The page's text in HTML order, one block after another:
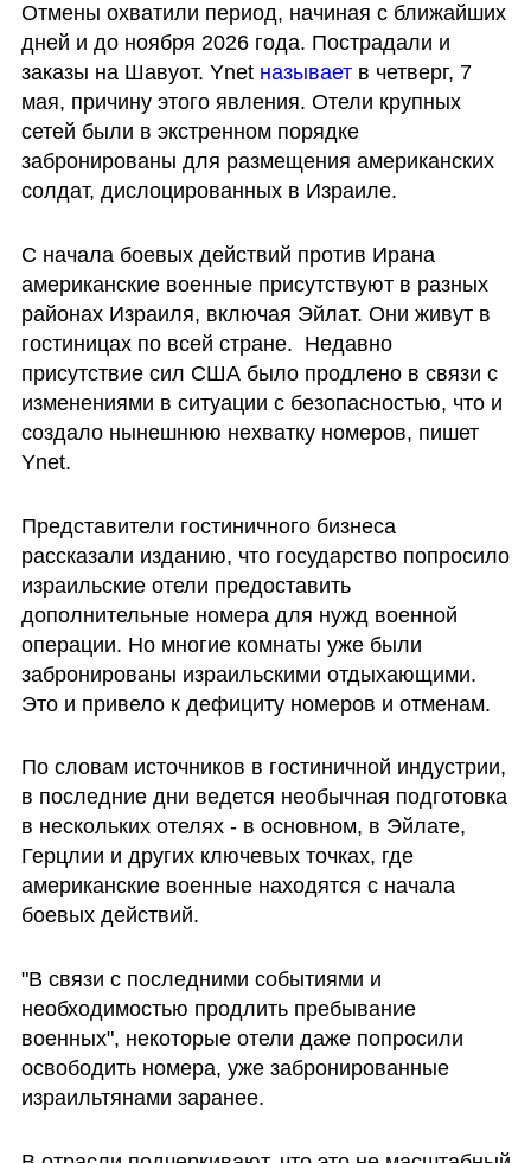
Отмены охватили период, начиная с ближайших
дней и до ноября 2026 года. Пострадали и
заказы на Шавуот. Ynet называет в четверг, 7
мая, причину этого явления. Отели крупных
сетей были в экстренном порядке
забронированы для размещения американских
солдат, дислоцированных в Израиле.
С начала боевых действий против Ирана
американские военные присутствуют в разных
районах Израиля, включая Эйлат. Они живут в
гостиницах по всей стране.  Недавно
присутствие сил США было продлено в связи с
изменениями в ситуации с безопасностью, что и
создало нынешнюю нехватку номеров, пишет
Ynet.
Представители гостиничного бизнеса
рассказали изданию, что государство попросило
израильские отели предоставить
дополнительные номера для нужд военной
операции. Но многие комнаты уже были
забронированы израильскими отдыхающими.
Это и привело к дефициту номеров и отменам.
По словам источников в гостиничной индустрии,
в последние дни ведется необычная подготовка
в нескольких отелях - в основном, в Эйлате,
Герцлии и других ключевых точках, где
американские военные находятся с начала
боевых действий.
"В связи с последними событиями и
необходимостью продлить пребывание
военных", некоторые отели даже попросили
освободить номера, уже забронированные
израильтянами заранее.